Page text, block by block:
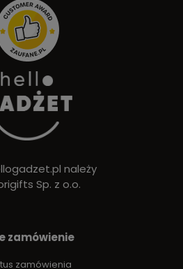
należy
Sp. z o.o.
zamówienie
zamówienia